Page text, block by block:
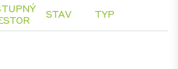
STAV TYP